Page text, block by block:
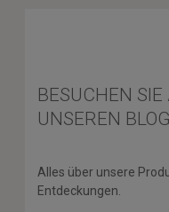
BESUCHEN SIE
UNSEREN BLOG
Alles über unsere
Entdeckungen.